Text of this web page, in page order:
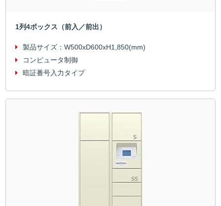
1列4ボックス（前入／前出）
製品サイズ：W500xD600xH1,850(mm)
コンピュータ制御
暗証番号入力タイプ